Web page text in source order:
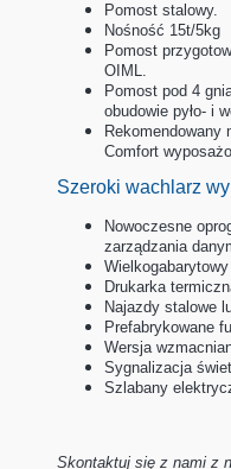
Pomost stalowy.
Nośność 15t/5kg
Pomost
OIML.
Pomost pod 4
obudowie pyło- i
Rekomendowany
Comfort
Szeroki wachlarz
Nowoczesne
zarządzania
Drukarka
Najazdy stalowe
Prefabrykowane
Wersja
Sygnalizacja
Szlabany
Skontaktuj się z nami z